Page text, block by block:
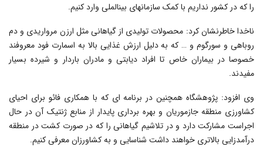
را که در کشور نداریم با کمک سازمان‎های بین‎الملی وارد کنیم.
ناخدا خاطرنشان کرد: محصولات تولیدی از گیاهانی مثل ارزن مرواریدی و دم
روباهی و سورگوم و … که به دلیل ارزش غذایی بالا به اسمارت فود معروفند
خصوصا در بیماران خاص تا افراد دیابتی و مادران باردار و شیرده بسیار
مفیدند.
وی افزود: پژوهشگاه همچنین در برنامه ای که با همکاری فائو برای احیای
کشاورزی منطقه جازموریان و بهره برداری پایدار از منابع ژنتیک آن در حال
اجراست مشارکت دارد و در تلاشیم گیاهانی را که در صورت کشت در منطقه
درآمدزایی بالاتری خواهند داشت شناسایی و به کشاورزان معرفی کنیم.